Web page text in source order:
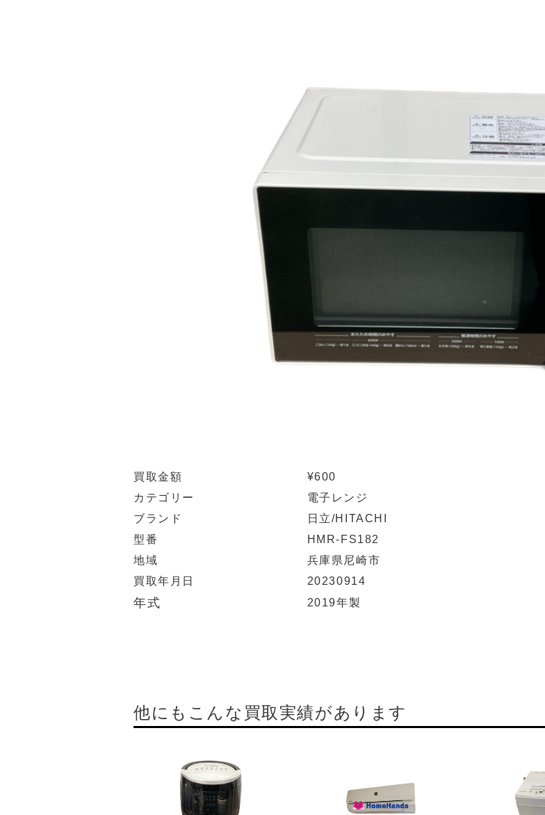
買取金額
¥600
カテゴリー
電子レンジ
ブランド
日立/HITACHI
型番
HMR-FS182
地域
兵庫県尼崎市
買取年月日
20230914
年式 2019年製
他にもこんな買取実績があります